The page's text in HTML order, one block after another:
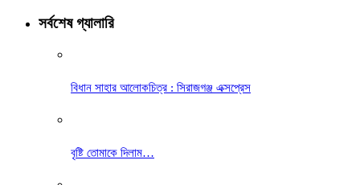
সর্বশেষ গ্যালারি
বিধান সাহার আলোকচিত্র : সিরাজগঞ্জ এক্সপ্রেস
বৃষ্টি তোমাকে দিলাম…